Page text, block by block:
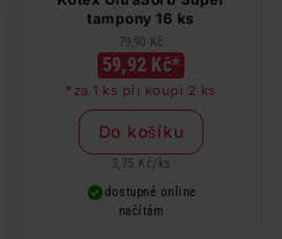
tampony 16 ks
79,90 Kč
59,92 Kč*
*za 1 ks při koupi 2 ks
Do košíku
3,75 Kč/ ks
dostupné online
načítám